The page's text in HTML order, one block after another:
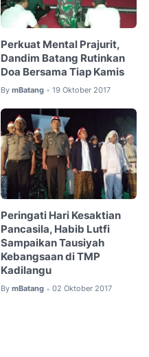
Perkuat Mental Prajurit,
Dandim Batang Rutinkan
Doa Bersama Tiap Kamis
By mBatang • 19 Oktober 2017
Peringati Hari Kesaktian
Pancasila, Habib Lutfi
Sampaikan Tausiyah
Kebangsaan di TMP
Kadilangu
By mBatang • 02 Oktober 2017